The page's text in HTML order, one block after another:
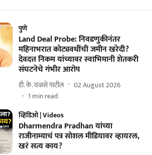
पुणे
Land Deal Probe: निवडणुकीनंतर
महिनाभरात कोट्यवधींची जमीन खरेदी?
देवदत्त निकम यांच्यावर स्वाभिमानी शेतकरी
संघटनेचे गंभीर आरोप
डी. के. वळसे पाटील
02 August 2026
1 min read
व्हिडिओ | Videos
Dharmendra Pradhan यांच्या
राजीनाम्याचं पत्र सोशल मीडियावर व्हायरल,
खरं सत्य काय?